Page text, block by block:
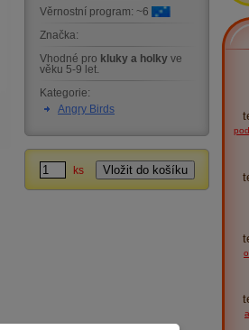
Věrnostní program: ~6
Značka:
Vhodné pro kluky a holky ve
věku 5-9 let.
Kategorie:
Angry Birds
ks